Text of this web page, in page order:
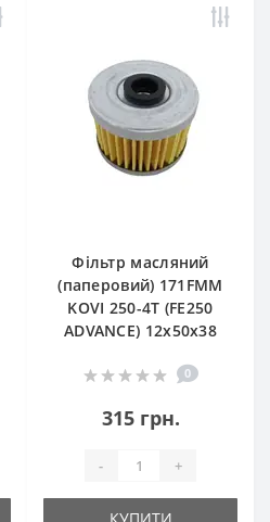
Фільтр масляний
(паперовий) 171FMM
KOVI 250-4T (FE250
ADVANCE) 12х50х38
0
315 грн.
- +